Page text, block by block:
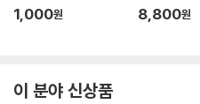
1,000원 8,800원
이 분야 신상품